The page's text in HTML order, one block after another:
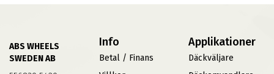
ABS WHEELS
SWEDEN AB
Info
Betal / Finans
Applikationer
Däckväljare